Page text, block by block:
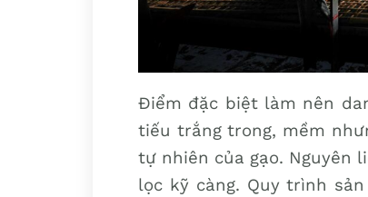
Điểm đặc biệt làm nên
tiếu trắng trong, mềm
tự nhiên của gạo. Nguyên
lọc kỹ càng. Quy trình